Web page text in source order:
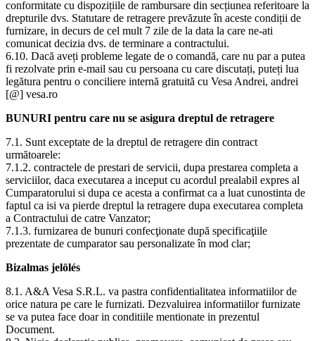
conformitate cu dispozițiile de rambursare din secțiunea referitoare la
drepturile dvs. Statutare de retragere prevăzute în aceste condiții de
furnizare, in decurs de cel mult 7 zile de la data la care ne-ati
comunicat decizia dvs. de terminare a contractului.
6.10. Dacă aveți probleme legate de o comandă, care nu par a putea
fi rezolvate prin e-mail sau cu persoana cu care discutați, puteți lua
legătura pentru o conciliere internă gratuită cu Vesa Andrei, andrei
[@] vesa.ro
BUNURI pentru care nu se asigura dreptul de retragere
7.1. Sunt exceptate de la dreptul de retragere din contract
următoarele:
7.1.2. contractele de prestari de servicii, dupa prestarea completa a
serviciilor, daca executarea a inceput cu acordul prealabil expres al
Cumparatorului si dupa ce acesta a confirmat ca a luat cunostinta de
faptul ca isi va pierde dreptul la retragere dupa executarea completa
a Contractului de catre Vanzator;
7.1.3. furnizarea de bunuri confecţionate după specificaţiile
prezentate de cumparator sau personalizate în mod clar;
Bizalmas jelölés
8.1. A&A Vesa S.R.L. va pastra confidentialitatea informatiilor de
orice natura pe care le furnizati. Dezvaluirea informatiilor furnizate
se va putea face doar in conditiile mentionate in prezentul
Document.